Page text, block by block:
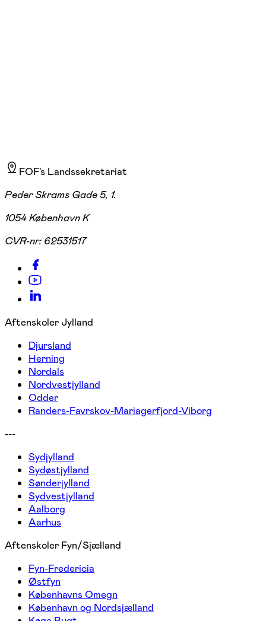
FOF's Landssekretariat
Peder Skrams Gade 5, 1.
1054 København K
CVR-nr: 62531517
Aftenskoler Jylland
Djursland
Herning
Nordals
Nordvestjylland
Odder
Randers-Favrskov-Mariagerfjord-Viborg
---
Sydjylland
Sydøstjylland
Sønderjylland
Sydvestjylland
Aalborg
Aarhus
Aftenskoler Fyn/Sjælland
Fyn-Fredericia
Østfyn
Københavns Omegn
København og Nordsjælland